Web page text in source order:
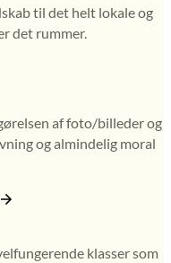
til det helt lokale og
det rummer.
af foto/billeder og
og almindelig moral
klasser som